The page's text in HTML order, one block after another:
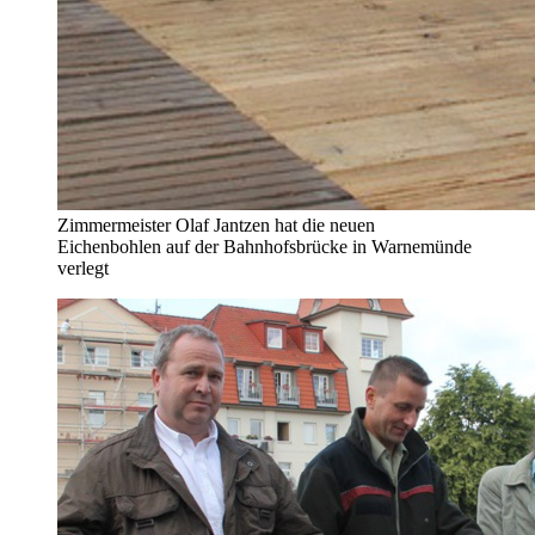
Zimmermeister Olaf Jantzen hat die neuen
Eichenbohlen auf der Bahnhofsbrücke in Warnemünde
verlegt